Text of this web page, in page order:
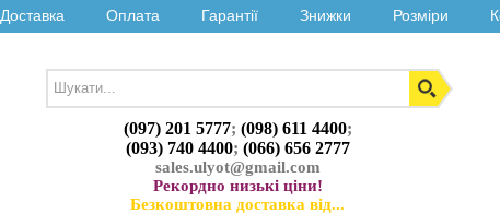
Доставка Оплата Гарантії Знижки Розміри
(097) 201 5777; (098) 611 4400;
(093) 740 4400; (066) 656 2777
sales.ulyot@gmail.com
Рекордно низькі ціни!
Безкоштовна доставка від...